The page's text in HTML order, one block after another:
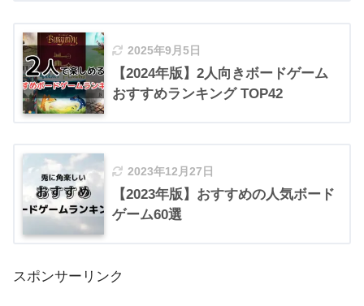
2025年9月5日
【2024年版】2人向きボードゲーム
おすすめランキング TOP42
2023年12月27日
【2023年版】おすすめの人気ボード
ゲーム60選
スポンサーリンク